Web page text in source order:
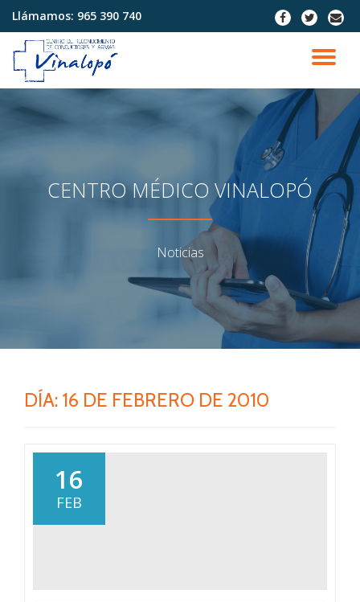
Saltar
contenido
Llámamos: 965 390 740
fa-
facebook
fa-
twitter
fa-
CENTRO MÉDICO VINALOPÓ
Noticias
DÍA: 16 DE FEBRERO DE 2010
16
FEB